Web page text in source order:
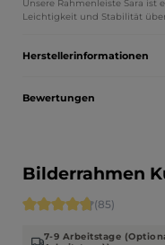
Unsere Rahmenleiste Sara ist
Leichtigkeit und Stabilität
Herstellerinformationen
Bewertungen
Bilderrahmen
Durchschnittliche
(85)
7-9 Arbeitstage